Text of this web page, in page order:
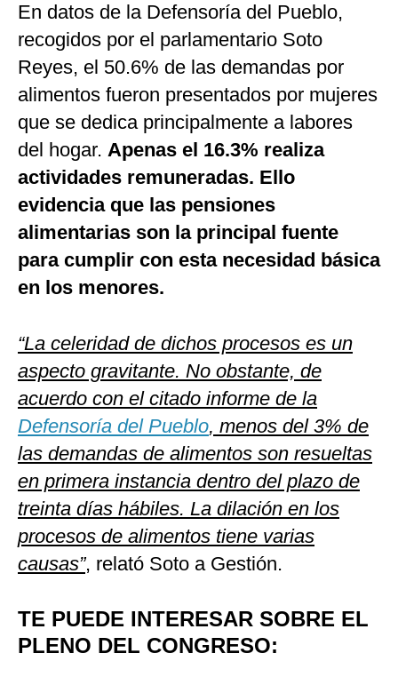
En datos de la Defensoría del Pueblo,
recogidos por el parlamentario Soto
Reyes, el 50.6% de las demandas por
alimentos fueron presentados por mujeres
que se dedica principalmente a labores
del hogar. Apenas el 16.3% realiza
actividades remuneradas. Ello
evidencia que las pensiones
alimentarias son la principal fuente
para cumplir con esta necesidad básica
en los menores.
“La celeridad de dichos procesos es un
aspecto gravitante. No obstante, de
acuerdo con el citado informe de la
Defensoría del Pueblo, menos del 3% de
las demandas de alimentos son resueltas
en primera instancia dentro del plazo de
treinta días hábiles. La dilación en los
procesos de alimentos tiene varias
causas”, relató Soto a Gestión.
TE PUEDE INTERESAR SOBRE EL
PLENO DEL CONGRESO: